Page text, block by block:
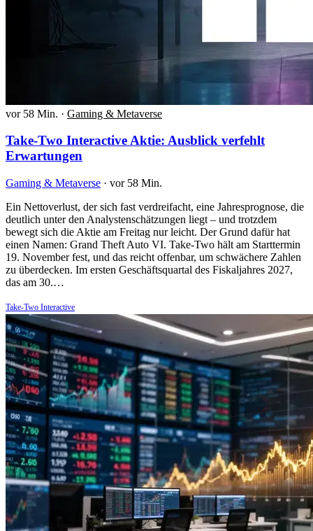
vor 58 Min. · Gaming & Metaverse
Take-Two Interactive Aktie: Ausblick verfehlt
Erwartungen
Gaming & Metaverse · vor 58 Min.
Ein Nettoverlust, der sich fast verdreifacht, eine Jahresprognose, die
deutlich unter den Analystenschätzungen liegt – und trotzdem
bewegt sich die Aktie am Freitag nur leicht. Der Grund dafür hat
einen Namen: Grand Theft Auto VI. Take-Two hält am Starttermin
19. November fest, und das reicht offenbar, um schwächere Zahlen
zu überdecken. Im ersten Geschäftsquartal des Fiskaljahres 2027,
das am 30.…
Take-Two Interactive